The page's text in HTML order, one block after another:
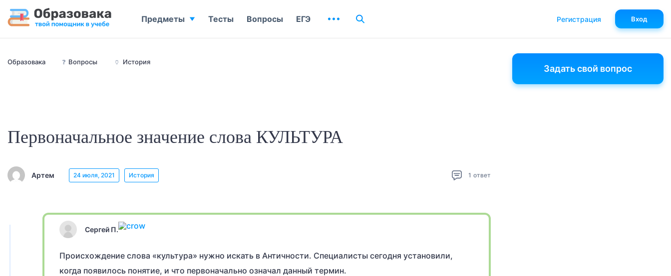
Образовака ❓ Вопросы 🏺 История
Первоначальное значение слова КУЛЬТУРА
Артем 24 июля, 2021 История 1 ответ
Сергей П.
Происхождение слова «культура» нужно искать в Античности. Специалисты сегодня установили,
когда появилось понятие, и что первоначально означал данный термин.
Задать свой вопрос
Предметы Тесты Вопросы ЕГЭ Регистрация Вход